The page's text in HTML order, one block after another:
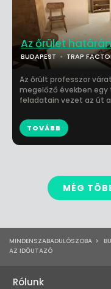
Az őrület határán
BUDAPEST TRAP
Az őrült professzor
megelőző években
feladatain vezet az út
TOVÁBB
MÉG
MINDENSZABADULÓSZOBA >
AZ IDŐUTAZÓ
Rólunk